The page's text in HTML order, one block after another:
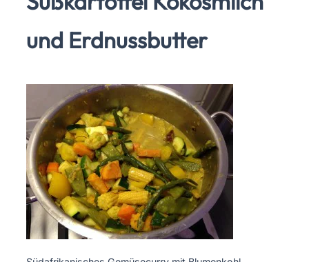
und Erdnussbutter